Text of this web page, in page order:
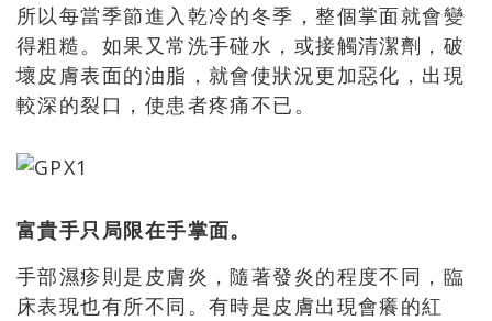
所以每當季節進入乾冷的冬季，整個掌面就會變
得粗糙。如果又常洗手碰水，或接觸清潔劑，破
壞皮膚表面的油脂，就會使狀況更加惡化，出現
較深的裂口，使患者疼痛不已。
富貴手只局限在手掌面。
手部濕疹則是皮膚炎，隨著發炎的程度不同，臨
床表現也有所不同。有時是皮膚出現會癢的紅